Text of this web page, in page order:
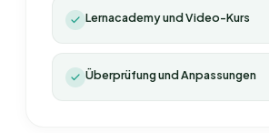
Lernacademy und Video-Kurs
Überprüfung und Anpassungen